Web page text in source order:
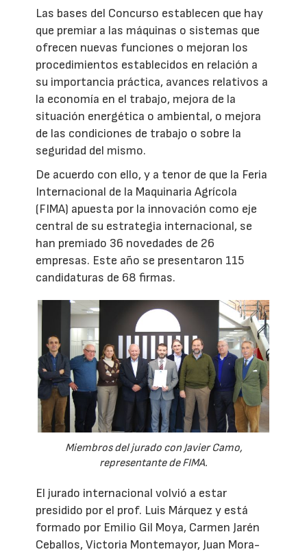
Las bases del Concurso establecen que hay
que premiar a las máquinas o sistemas que
ofrecen nuevas funciones o mejoran los
procedimientos establecidos en relación a
su importancia práctica, avances relativos a
la economía en el trabajo, mejora de la
situación energética o ambiental, o mejora
de las condiciones de trabajo o sobre la
seguridad del mismo.
De acuerdo con ello, y a tenor de que la Feria
Internacional de la Maquinaria Agrícola
(FIMA) apuesta por la innovación como eje
central de su estrategia internacional, se
han premiado 36 novedades de 26
empresas. Este año se presentaron 115
candidaturas de 68 firmas.
Miembros del jurado con Javier Camo,
representante de FIMA.
El jurado internacional volvió a estar
presidido por el prof. Luis Márquez y está
formado por Emilio Gil Moya, Carmen Jarén
Ceballos, Victoria Montemayor, Juan Mora-